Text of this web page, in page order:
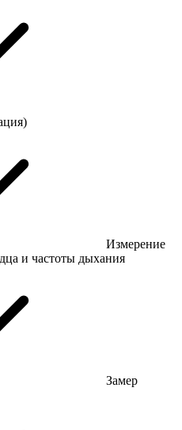
Измерение
и частоты дыхания
Замер